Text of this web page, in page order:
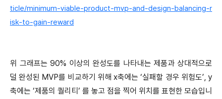
ticle/minimum-viable-product-mvp-and-design-balancing-r
isk-to-gain-reward
위 그래프는 90% 이상의 완성도를 나타내는 제품과 상대적으로
덜 완성된 MVP를 비교하기 위해 x축에는 ‘실패할 경우 위험도’, y
축에는 ‘제품의 퀄리티’ 를 놓고 점을 찍어 위치를 표현한 모습입니